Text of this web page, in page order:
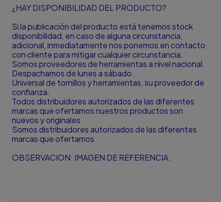
¿HAY DISPONIBILIDAD DEL PRODUCTO?
Si la publicación del producto está tenemos stock
disponibilidad, en caso de alguna circunstancia,
adicional, inmediatamente nos ponemos en contacto
con cliente para mitigar cualquier circunstancia.
Somos proveedores de herramientas a nivel nacional.
Despachamos de lunes a sábado.
Universal de tornillos y herramientas, su proveedor de
confianza.
Todos distribuidores autorizados de las diferentes
marcas que ofertamos nuestros productos son
nuevos y originales.
Somos distribuidores autorizados de las diferentes
marcas que ofertamos
OBSERVACION: IMAGEN DE REFERENCIA.